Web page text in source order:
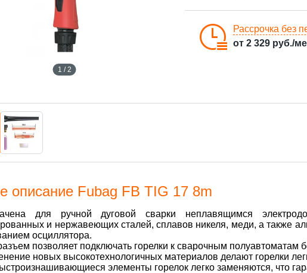
1 / 2
Рассрочка без
от 2 329руб./
описание Fubag FB TIG 17 8m
для ручной дуговой сварки неплавящимся
и нержавеющих сталей, сплавов никеля, меди, а также
осциллятора.
позволяет подключать горелки к сварочным полуавтоматам
новых высокотехнологичных материалов делают горелки
элементы горелок легко заменяются, что